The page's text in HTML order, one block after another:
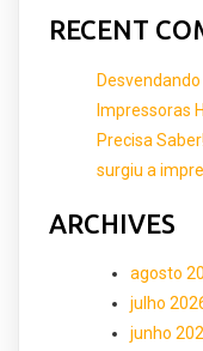
RECENT
Impressoras
Precisa
surgiu a
ARCHIVES
agosto
julho
junho